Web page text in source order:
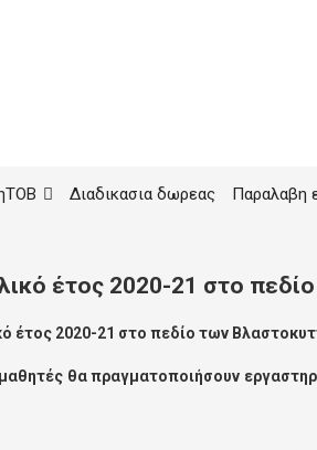
Διαδικασια δωρεας Παραλαβη
έτος 2020-21 στο
έτος 2020-21 στο πεδίο των
θα πραγματοποιήσουν